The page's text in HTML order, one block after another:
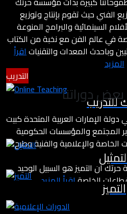
الفني حيث تقوم بإنتاج وتوزيع
السينمائية والبرامج المنوعة
في عالم الفن مع نخبة من الكتاب
وباحدث المعدات والتقنياتاقرأ
المزيد
التدريب
للتدريب
الإمارات العربية المتحدة كبيت
المجتمع والمؤسسات الحكومية
الخاصة والإعلامية والفنية وطرح
مختلف يعتمد على معايير التميز
أن التميز هو السبيل الوحيد
الخاصة اقرأ المزيد
دوراتنا
التميز